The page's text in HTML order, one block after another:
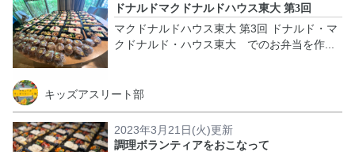
ドナルドマクドナルドハウス東大 第3回
マクドナルドハウス東大 第3回 ドナルド・マ
クドナルド・ハウス東大 でのお弁当を作...
キッズアスリート部
2023年3月21日(火)更新
調理ボランティアをおこなって